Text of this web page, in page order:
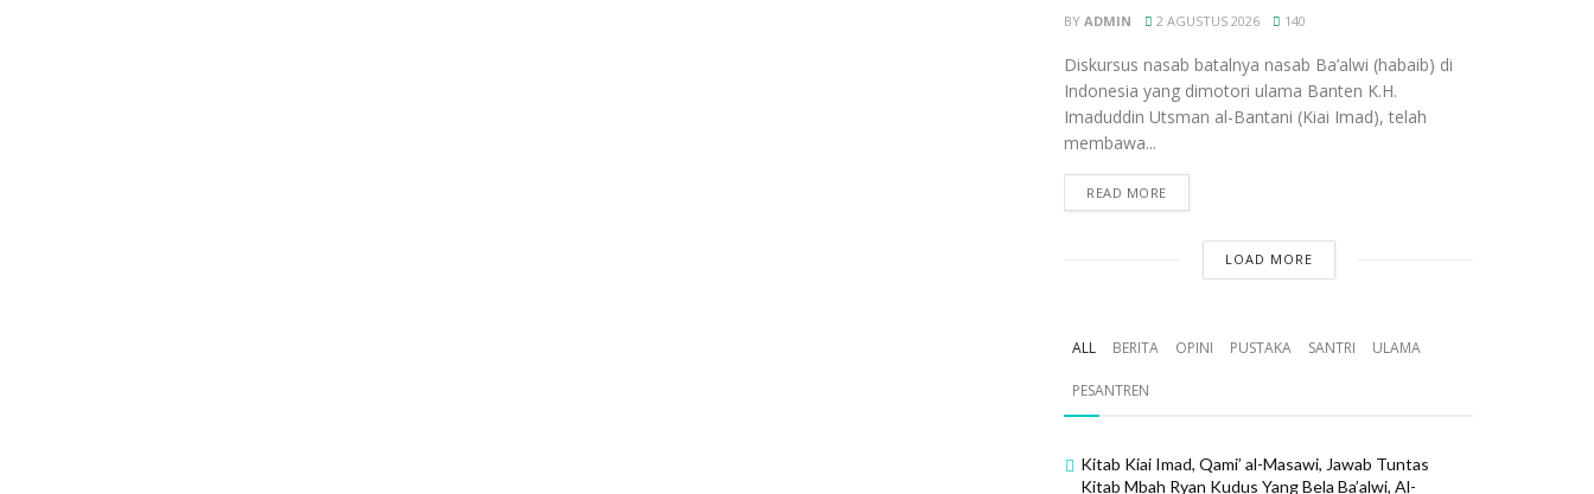
BY ADMIN 2 AGUSTUS 2026 140
Diskursus nasab batalnya nasab Ba’alwi (habaib) di
Indonesia yang dimotori ulama Banten K.H.
Imaduddin Utsman al-Bantani (Kiai Imad), telah
membawa...
READ MORE
LOAD MORE
ALL BERITA OPINI PUSTAKA SANTRI ULAMA
PESANTREN
Kitab Kiai Imad, Qami’ al-Masawi, Jawab Tuntas
Kitab Mbah Ryan Kudus Yang Bela Ba’alwi, Al-